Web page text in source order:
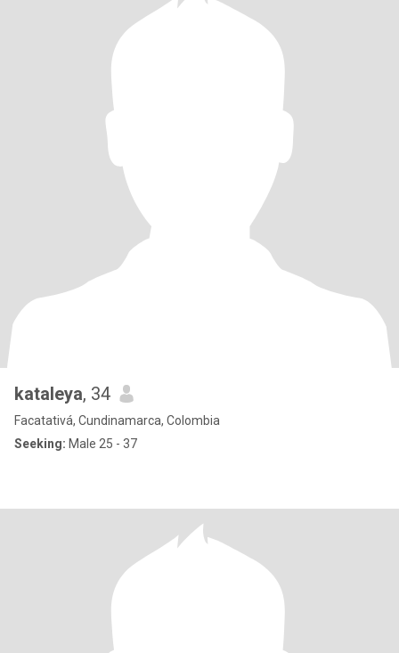
kataleya, 34
Facatativá, Cundinamarca, Colombia
Seeking: Male 25 - 37